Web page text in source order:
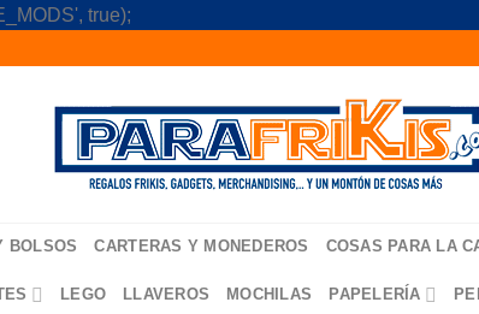
true);
BOLSOS CARTERAS Y MONEDEROS COSAS PARA LA
LEGO LLAVEROS MOCHILAS PAPELERÍA